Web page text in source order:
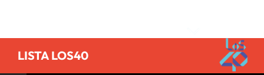
COMUNICACIÓN•COMUNICACIÓN•
LISTA LOS40